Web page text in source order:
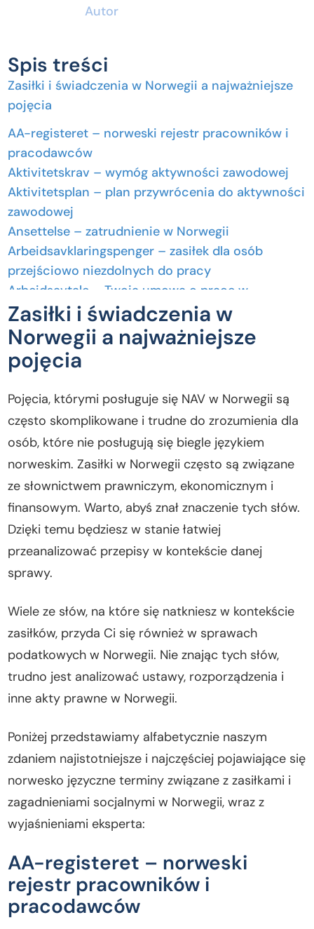
Autor
Spis treści
Zasiłki i świadczenia w Norwegii a najważniejsze
pojęcia
AA-registeret – norweski rejestr pracowników i
pracodawców
Aktivitetskrav – wymóg aktywności zawodowej
Aktivitetsplan – plan przywrócenia do aktywności
zawodowej
Ansettelse – zatrudnienie w Norwegii
Arbeidsavklaringspenger – zasiłek dla osób
przejściowo niezdolnych do pracy
Arbeidsavtale – Twoja umowa o pracę w
Norwegii!
Arbeidsevne – zdolność do wykonywania pracy
Arbeidsgiveravgift – ubezpieczenie społeczne,
które płaci Twój pracodawca
Avslag – odmowa urzędu w jakiejś sprawie
BankID – metoda logowania do urzędów w
Norwegii
Bankkonto – Twoje norweskie konto bankowe
Zasiłki i świadczenia w
Norwegii a najważniejsze
pojęcia
Pojęcia, którymi posługuje się NAV w Norwegii są
często skomplikowane i trudne do zrozumienia dla
osób, które nie posługują się biegle językiem
norweskim. Zasiłki w Norwegii często są związane
ze słownictwem prawniczym, ekonomicznym i
finansowym. Warto, abyś znał znaczenie tych słów.
Dzięki temu będziesz w stanie łatwiej
przeanalizować przepisy w kontekście danej
sprawy.
Wiele ze słów, na które się natkniesz w kontekście
zasiłków, przyda Ci się również w sprawach
podatkowych w Norwegii. Nie znając tych słów,
trudno jest analizować ustawy, rozporządzenia i
inne akty prawne w Norwegii.
Poniżej przedstawiamy alfabetycznie naszym
zdaniem najistotniejsze i najczęściej pojawiające się
norwesko języczne terminy związane z zasiłkami i
zagadnieniami socjalnymi w Norwegii, wraz z
wyjaśnieniami eksperta:
AA-registeret – norweski
rejestr pracowników i
pracodawców